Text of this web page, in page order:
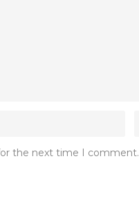
the next time I comment.